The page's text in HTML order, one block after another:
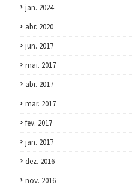
jan. 2024
abr. 2020
jun. 2017
mai. 2017
abr. 2017
mar. 2017
fev. 2017
jan. 2017
dez. 2016
nov. 2016